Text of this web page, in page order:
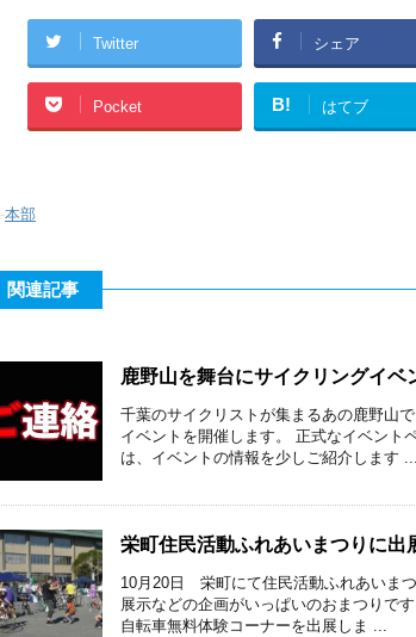
Twitter シェア
Pocket B! はてブ
-本部
関連記事
鹿野山を舞台にサイクリングイベ
千葉のサイクリストが集まるあの鹿野山
イベントを開催します。 正式なイベント
は、イベントの情報を少しご紹介します ...
栄町住民活動ふれあいまつりに出
10月20日 栄町にて住民活動ふれあいま
展示などの企画がいっぱいのおまつりで
自転車無料体験コーナーを出展しま ...